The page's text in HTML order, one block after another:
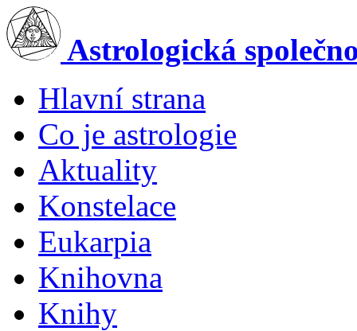
Skip to main content
Astrologická
Main menu
Hlavní strana
Co je astrologie
Aktuality
Konstelace
Eukarpia
Knihovna
Knihy